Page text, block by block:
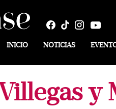
INICIO NOTICIAS
y